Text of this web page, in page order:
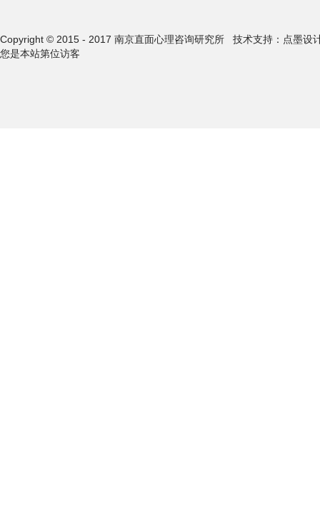
Copyright © 2015 - 2017 南京直面心理咨询研究所 技术支持：点墨设
您是本站第位访客